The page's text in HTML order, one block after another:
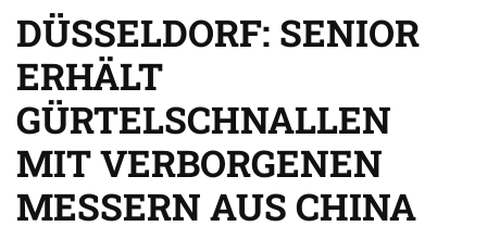
DÜSSELDORF: SENIOR
ERHÄLT
GÜRTELSCHNALLEN
MIT VERBORGENEN
MESSERN AUS CHINA